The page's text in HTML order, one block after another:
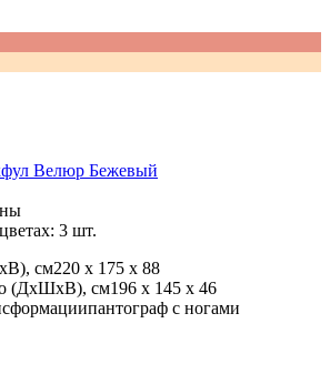
Велюр Бежевый
3 шт.
, см220 x 175 x 88
(ДхШхВ), см196 x 145 x 46
пантограф с ногами